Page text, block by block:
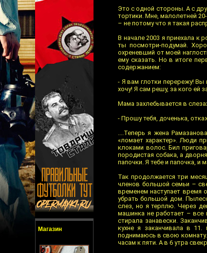
Магазин
Это с одной стороны. А с
тортики. Мне, малолетней
– не потому что я такая
В начале 2003 я приехала к
ты посмотри-подумай.
охреневший от моей
ему сказать. Но в итоге
содержанием:
- Я вам глотки перережу! Вы
хочу! Я сам решу, за кого ей
Мама захлебывается в
- Прошу тебя, доченька,
....Теперь я жена
«ломает характер». Люди
клоками волос. Бил
породистая собака, а
папочки. Я тебе и папочка, и
Так продолжается три
членов большой семьи –
временем наступает время
убрать большой дом.
слез, но я терплю. Через
машинка не работает – все
стирала занавески.
кухне я заканчивала в
поднимаюсь в свою
часам к пяти. А в 6 утра